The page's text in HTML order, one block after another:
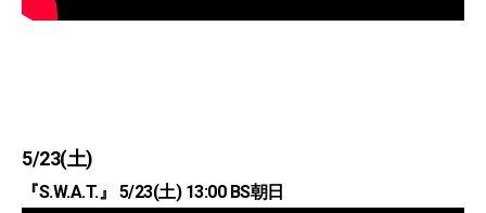
5/23(土)
『S.W.A.T.』 5/23(土) 13:00 BS朝日